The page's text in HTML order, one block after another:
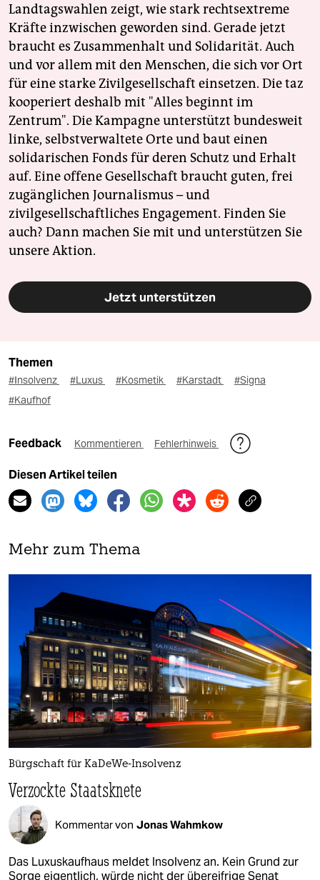
Landtagswahlen zeigt, wie stark rechtsextreme
Kräfte inzwischen geworden sind. Gerade jetzt
braucht es Zusammenhalt und Solidarität. Auch
und vor allem mit den Menschen, die sich vor Ort
für eine starke Zivilgesellschaft einsetzen. Die taz
kooperiert deshalb mit "Alles beginnt im
Zentrum". Die Kampagne unterstützt bundesweit
linke, selbstverwaltete Orte und baut einen
solidarischen Fonds für deren Schutz und Erhalt
auf. Eine offene Gesellschaft braucht guten, frei
zugänglichen Journalismus – und
zivilgesellschaftliches Engagement. Finden Sie
auch? Dann machen Sie mit und unterstützen Sie
unsere Aktion.
Jetzt unterstützen
Themen
#Insolvenz #Luxus #Kosmetik #Karstadt
#Signa
#Kaufhof
Feedback Kommentieren Fehlerhinweis
Diesen Artikel teilen
Mehr zum Thema
Bürgschaft für KaDeWe-Insolvenz
Verzockte Staatsknete
Kommentar von Jonas Wahmkow
Das Luxuskaufhaus meldet Insolvenz an. Kein Grund zur
Sorge eigentlich, würde nicht der übereifrige Senat